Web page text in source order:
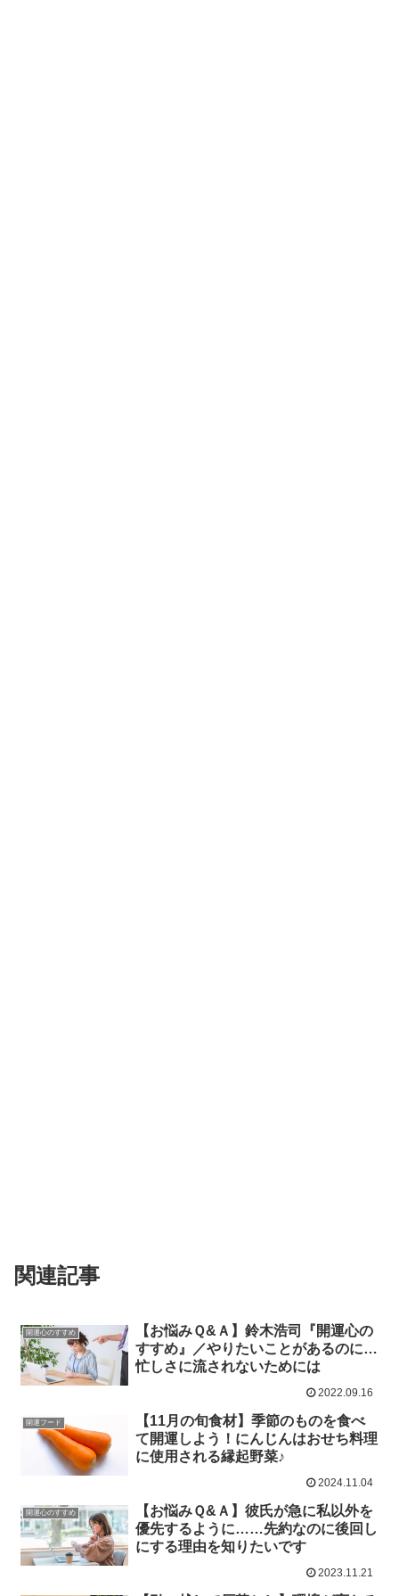
関連記事
開運心のすすめ
【お悩みＱ&Ａ】鈴木浩司『開運心の
すすめ』／やりたいことがあるのに…
忙しさに流されないためには
2022.09.16
開運フード
【11月の旬食材】季節のものを食べ
て開運しよう！にんじんはおせち料理
に使用される縁起野菜♪
2024.11.04
開運心のすすめ
【お悩みＱ&Ａ】彼氏が急に私以外を
優先するように……先約なのに後回し
にする理由を知りたいです
2023.11.21